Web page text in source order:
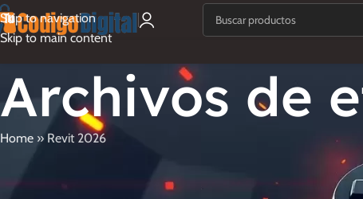
Skip to navigation
Skip to main content
Archivos de
Home » Revit 2026
Entradas Recientes
Cómo crear un pendrive
TUTORIALES
Cómo